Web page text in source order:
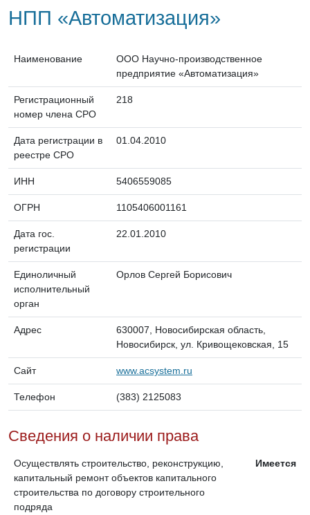
НПП «Автоматизация»
Наименование
ООО Научно-производственное
предприятие «Автоматизация»
Регистрационный
номер члена СРО
218
Дата регистрации в
реестре СРО
01.04.2010
ИНН 5406559085
ОГРН 1105406001161
Дата гос.
регистрации
22.01.2010
Единоличный
исполнительный
орган
Орлов Сергей Борисович
Адрес
630007, Новосибирская область,
Новосибирск, ул. Кривощековская, 15
Сайт www.acsystem.ru
Телефон (383) 2125083
Сведения о наличии права
Осуществлять строительство, реконструкцию,
капитальный ремонт объектов капитального
строительства по договору строительного
подряда
Имеется